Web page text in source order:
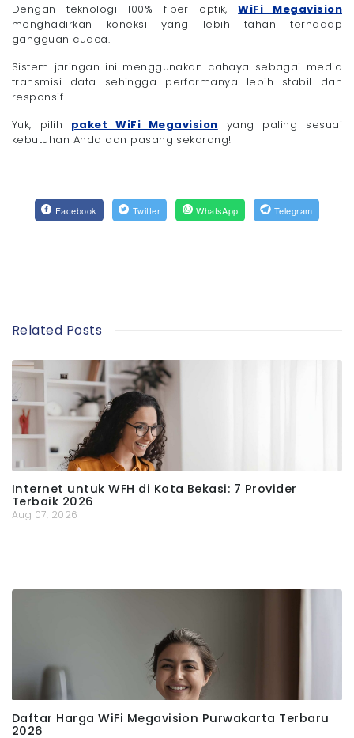
Dengan teknologi 100% fiber optik,WiFi Megavision
menghadirkan koneksi yang lebih tahan terhadap
gangguan cuaca.
Sistem jaringan ini menggunakan cahaya sebagai media
transmisi data sehingga performanya lebih stabil dan
responsif.
Yuk, pilih paket WiFi Megavision yang paling sesuai
kebutuhan Anda dan pasang sekarang!
Facebook Twitter WhatsApp Telegram
Related Posts
Internet untuk WFH di Kota Bekasi: 7 Provider
Terbaik 2026
Aug 07, 2026
Daftar Harga WiFi Megavision Purwakarta Terbaru
2026